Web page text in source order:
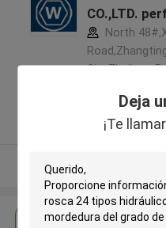
Deja
¡Te
CO.,LTD.
North
City,Zhejiang
5.0